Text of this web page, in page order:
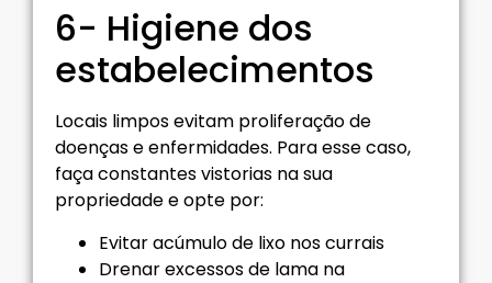
6- Higiene dos
estabelecimentos
Locais limpos evitam proliferação de
doenças e enfermidades. Para esse caso,
faça constantes vistorias na sua
propriedade e opte por:
Evitar acúmulo de lixo nos currais
Drenar excessos de lama na